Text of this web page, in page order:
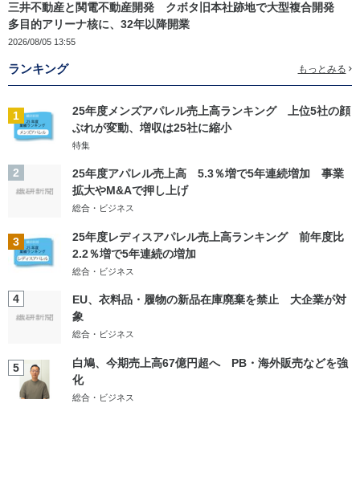
三井不動産と関電不動産開発 クボタ旧本社跡地で大型複合開発
多目的アリーナ核に、32年以降開業
2026/08/05 13:55
ランキング もっとみる
1
25年度メンズアパレル売上高ランキング 上位5社の顔
ぶれが変動、増収は25社に縮小
特集
2
25年度アパレル売上高 5.3％増で5年連続増加 事業
拡大やM&Aで押し上げ
総合・ビジネス
3
25年度レディスアパレル売上高ランキング 前年度比
2.2％増で5年連続の増加
総合・ビジネス
4
EU、衣料品・履物の新品在庫廃棄を禁止 大企業が対
象
総合・ビジネス
5
白鳩、今期売上高67億円超へ PB・海外販売などを強
化
総合・ビジネス